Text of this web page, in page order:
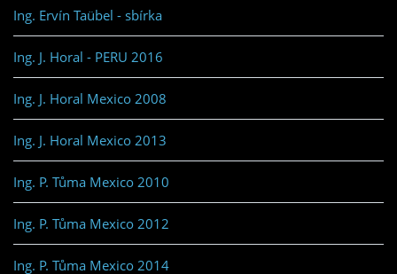
Ing. Ervín Taübel - sbírka
Ing. J. Horal - PERU 2016
Ing. J. Horal Mexico 2008
Ing. J. Horal Mexico 2013
Ing. P. Tůma Mexico 2010
Ing. P. Tůma Mexico 2012
Ing. P. Tůma Mexico 2014